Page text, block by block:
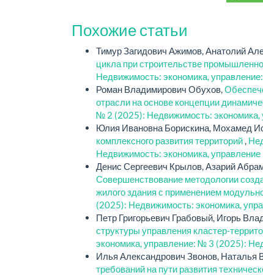
Похожие статьи
Тимур Загидович Ажимов, Анатолий
цикла при строительстве
Недвижимость: экономика,
Роман Владимирович Обухов,
отрасли на основе концепции
№ 2 (2025): Недвижимость: экономика,
Юлия Ивановна Борискина, Мохамед
комплексного развития территорий,
Недвижимость: экономика, управление
Денис Сергеевич Крылов, Азарий
Совершенствование методологии
жилого здания с применением
(2025): Недвижимость: экономика,
Петр Григорьевич Грабовый, Игорь
структуры управления кластер-
экономика, управление: № 3 (2025):
Илья Александрович Звонов, Наталья
требований на пути развития